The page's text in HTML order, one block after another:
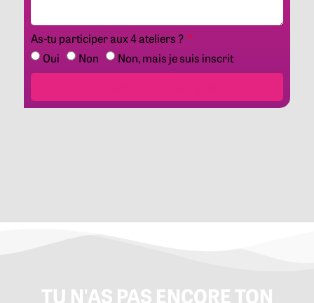
As-tu participer aux 4 ateliers ?
Oui
Non
Non, mais je suis inscrit
TU N'AS PAS ENCORE TON